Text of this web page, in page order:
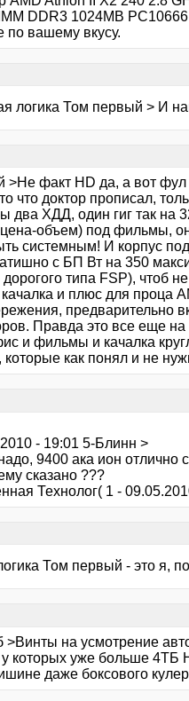
DDR3 1024MB
по вашему вкусу.
логика Том первый > И
>Не факт HD да, а вот фул
что доктор прописал,
два ХДД, один гиг так на
объем) под фильмы,
системным! И корпус
с БП Вт на 350
дорогого типа FSP), чтоб
качалка и плюс для проца
предварительно
Правда это все еще
и фильмы и качалка
которые как понял и не
- 19:01 5-Блинн >
9400 ака ион отлично
сказано ???
Технолог( 1 -
Том первый - это я,
>Винты на усмотрение
у которых уже больше
даже боксового